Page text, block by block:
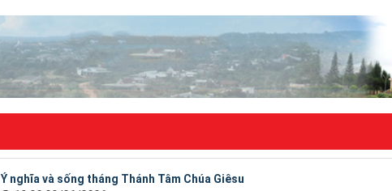
Ý nghĩa và sống tháng Thánh Tâm Chúa Giêsu